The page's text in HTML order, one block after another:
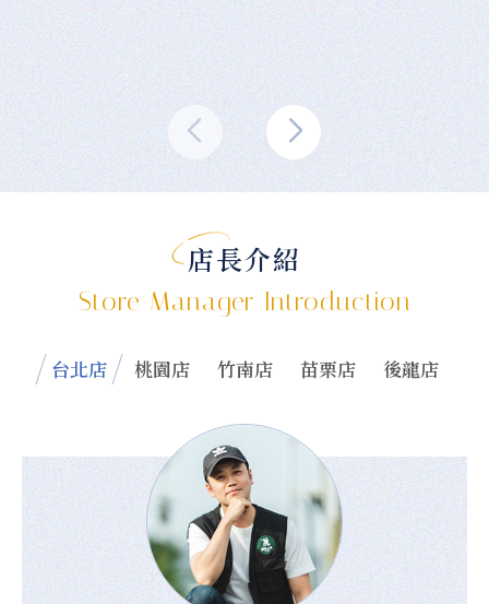
店長介紹
Store Manager Introduction
台北店 桃園店 竹南店 苗栗店 後龍店